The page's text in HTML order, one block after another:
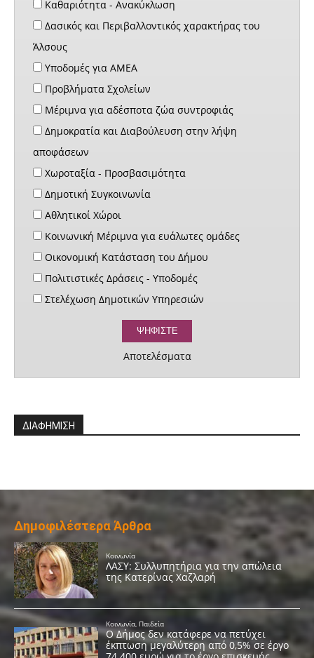
Καθαριότητα - Ανακύκλωση
Δασικός και Περιβαλλοντικός χαρακτήρας του
Άλσους
Υποδομές για ΑΜΕΑ
Προβλήματα Σχολείων
Μέριμνα για αδέσποτα ζώα συντροφιάς
Δημοκρατία και Διαβούλευση στην λήψη
αποφάσεων
Χωροταξία - Προσβασιμότητα
Δημοτική Συγκοινωνία
Αθλητικοί Χώροι
Κοινωνική Μέριμνα για ευάλωτες ομάδες
Οικονομική Κατάσταση του Δήμου
Πολιτιστικές Δράσεις - Υποδομές
Στελέχωση Δημοτικών Υπηρεσιών
Αποτελέσματα
ΔΙΑΦΗΜΙΣΗ
Δημοφιλέστερα Άρθρα